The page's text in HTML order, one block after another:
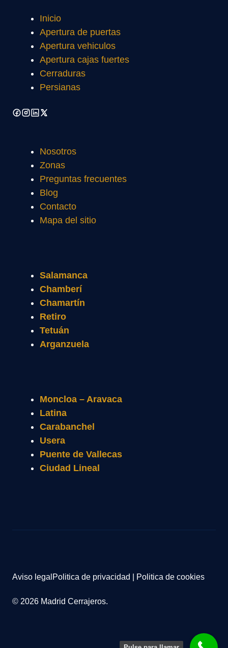
Inicio
Apertura de puertas
Apertura vehiculos
Apertura cajas fuertes
Cerraduras
Persianas
Nosotros
Zonas
Preguntas frecuentes
Blog
Contacto
Mapa del sitio
Salamanca
Chamberí
Chamartín
Retiro
Tetuán
Arganzuela
Moncloa – Aravaca
Latina
Carabanchel
Usera
Puente de Vallecas
Ciudad Lineal
© 2026 Madrid Cerrajeros.
Aviso legal Politica de privacidad Politica de cookies